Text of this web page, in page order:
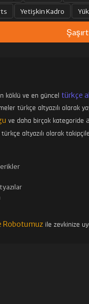
Yetişkin Kadro
köklü ve en güncel türkçe
türkçe altyazılı olarak
ve daha birçok kategoride
altyazılı olarak
Robotumuzile zevkinize